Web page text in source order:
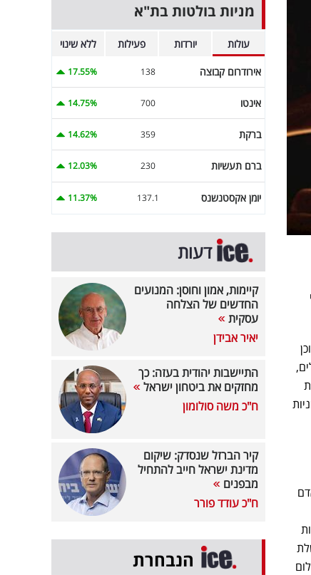
מניות בולטות בת"א
עולות יורדות פעילות ללא שינוי
אירודרום קבוצה 138
17.55%
אינטו 700
14.75%
ברקת 359
14.62%
ברם תעשיות 230
12.03%
יומן אקסטנשנס 137.1
11.37%
דעות
קיימות, אמון וחוסן: המנועים
החדשים של הצלחה
עסקית
יאיר אבידן
התיישבות יהודית בעזה: כך
מחזקים את ביטחון ישראל
ח"כ משה סולומון
קיר הברזל שנסדק: שיקום
מדינת ישראל חייב להתחיל
מבפנים
ח"כ עודד פורר
הנבחרת